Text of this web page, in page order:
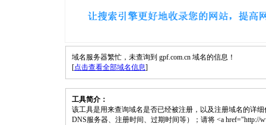
域名服务器繁忙，未查询到 gpf.com.cn 域名的信息！
[点击查看全部域名信息]
工具简介：
该工具是用来查询域名是否已经被注册，以及注册域名的详
DNS服务器、注册时间、过期时间等）；请将 <a href="http://